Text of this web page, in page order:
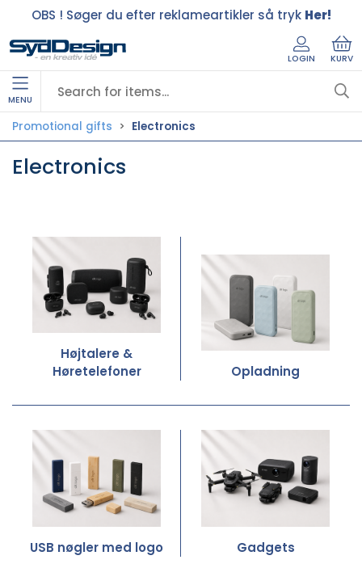
OBS ! Søger du efter reklameartikler så tryk Her!
LOGIN KURV
MENU
Promotional gifts Electronics
Electronics
Højtalere &
Høretelefoner
Opladning
USB nøgler med logo Gadgets